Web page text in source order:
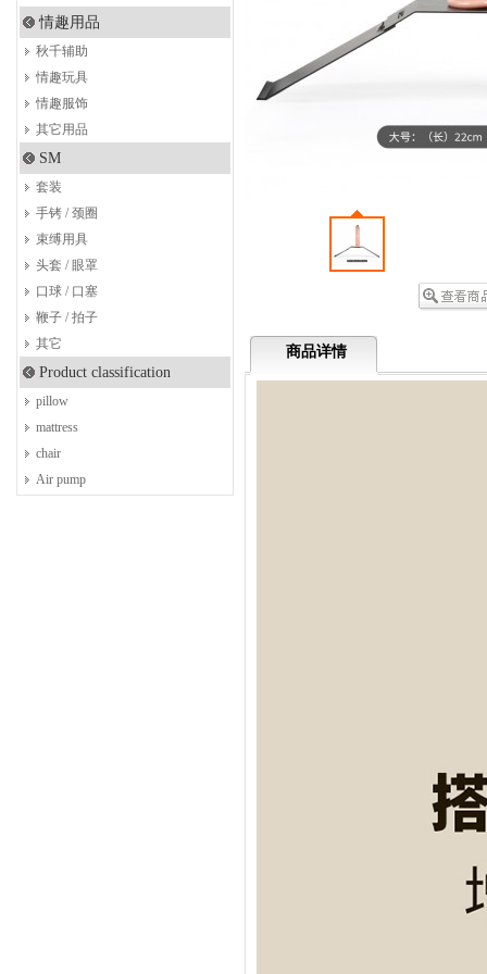
情趣用品
秋千辅助
情趣玩具
情趣服饰
其它用品
SM
套装
手铐 / 颈圈
束缚用具
头套 / 眼罩
口球 / 口塞
鞭子 / 拍子
其它
Product classification
pillow
mattress
chair
Air pump
商品详情